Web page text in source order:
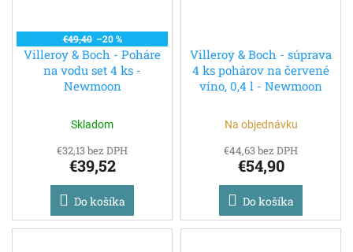
€49,40 –20 %
Villeroy & Boch - Poháre
na vodu set 4 ks -
Newmoon
Skladom
€32,13 bez DPH
€39,52
Do košíka
Villeroy & Boch - súprava
4 ks pohárov na červené
víno, 0,4 l - Newmoon
Na objednávku
€44,63 bez DPH
€54,90
Do košíka